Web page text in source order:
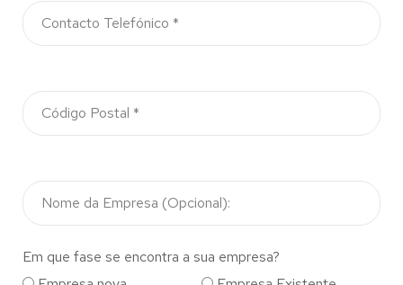
Em que fase se encontra a sua empresa?